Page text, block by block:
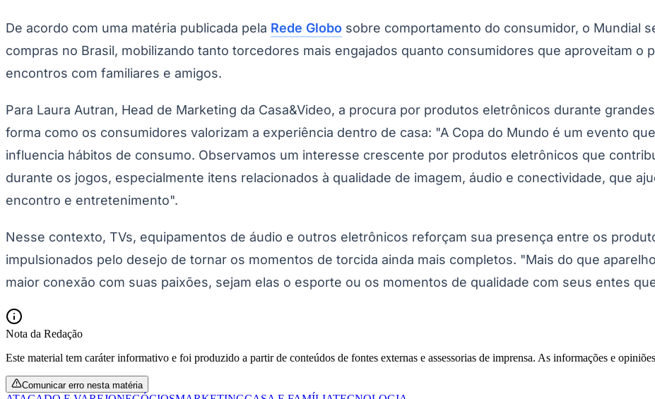
Corinthians
De acordo com uma matéria publicada pela Rede Globo sobre comportamento do consumidor, o Mundial
compras no Brasil, mobilizando tanto torcedores mais engajados quanto consumidores que aproveitam o
encontros com familiares e amigos.
Para Laura Autran, Head de Marketing da Casa&Video, a procura por produtos eletrônicos durante
forma como os consumidores valorizam a experiência dentro de casa: "A Copa do Mundo é um evento
influencia hábitos de consumo. Observamos um interesse crescente por produtos eletrônicos que
durante os jogos, especialmente itens relacionados à qualidade de imagem, áudio e conectividade, que
encontro e entretenimento".
Nesse contexto, TVs, equipamentos de áudio e outros eletrônicos reforçam sua presença entre os
impulsionados pelo desejo de tornar os momentos de torcida ainda mais completos. "Mais do que
maior conexão com suas paixões, sejam elas o esporte ou os momentos de qualidade com seus entes
Nota da Redação
Este material tem caráter informativo e foi produzido a partir de conteúdos de fontes externas e assessorias de imprensa. As informações e
Comunicar erro nesta matéria